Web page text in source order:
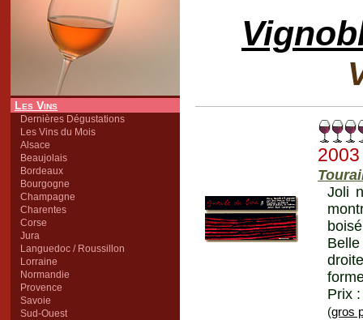
Les Vins
Dernières Dégustations
Les Vins du Mois
Alsace
Beaujolais
Bordeaux
Bourgogne
Champagne
Charentes
Corse
Jura
Languedoc / Roussillon
Lorraine
Normandie
Provence
Savoie
Sud-Ouest
2003
Joli
Prix
(gros